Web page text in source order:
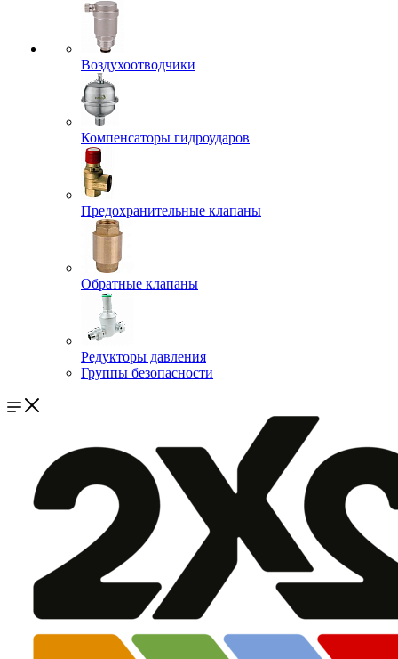
Воздухоотводчики
Компенсаторы гидроударов
Предохранительные клапаны
Обратные клапаны
Редукторы давления
Группы безопасности